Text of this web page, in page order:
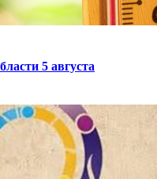
5 августа